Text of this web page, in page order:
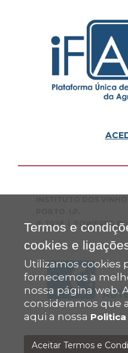
© 2026 | POWERED
Termos e
cookies e
Utilizamos cookies
fornecemos a
nossa página web.
consideramos que
aqui a nossa
Aceitar Termos e